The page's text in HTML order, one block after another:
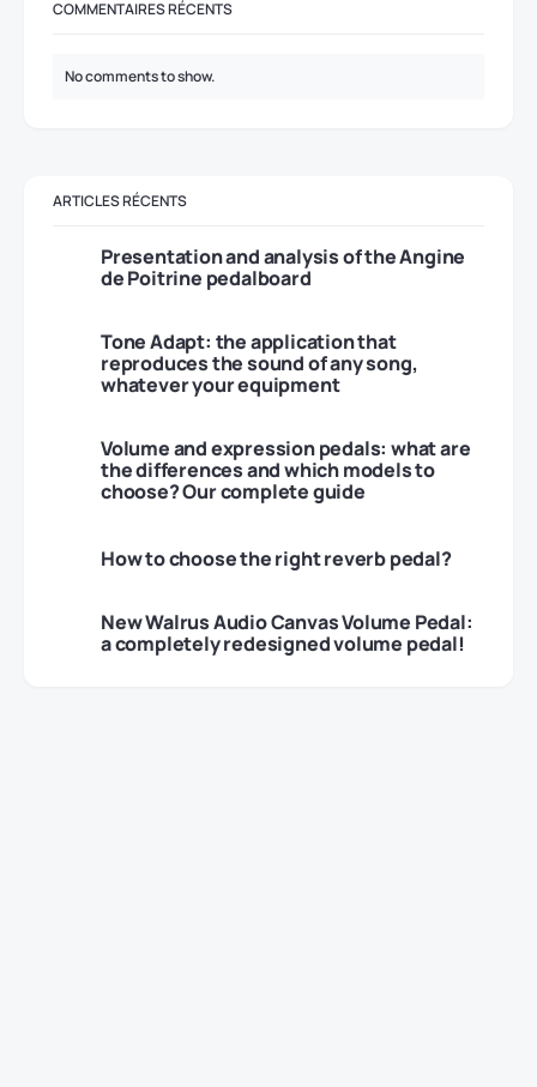
COMMENTAIRES RÉCENTS
No comments to show.
ARTICLES RÉCENTS
Presentation and analysis of the Angine
de Poitrine pedalboard
Tone Adapt: the application that
reproduces the sound of any song,
whatever your equipment
Volume and expression pedals: what are
the differences and which models to
choose? Our complete guide
How to choose the right reverb pedal?
New Walrus Audio Canvas Volume Pedal:
a completely redesigned volume pedal!